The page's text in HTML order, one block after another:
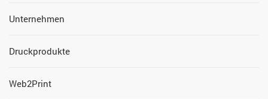
Unternehmen
Druckprodukte
Web2Print